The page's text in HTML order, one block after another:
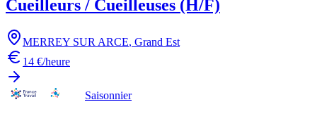
Cueilleurs / Cueilleuses (H/F)
MERREY SUR ARCE, Grand Est
14 €/heure
Saisonnier